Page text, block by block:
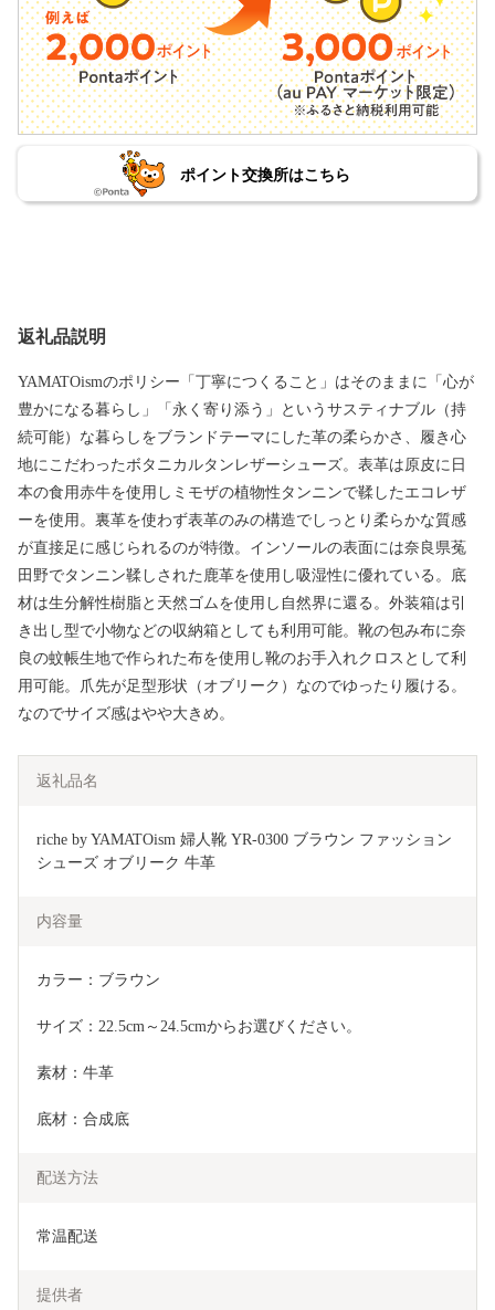
ポイント交換所はこちら
返礼品説明
YAMATOismのポリシー「丁寧につくること」はそのままに「心が
豊かになる暮らし」「永く寄り添う」というサスティナブル（持
続可能）な暮らしをブランドテーマにした革の柔らかさ、履き心
地にこだわったボタニカルタンレザーシューズ。表革は原皮に日
本の食用赤牛を使用しミモザの植物性タンニンで鞣したエコレザ
ーを使用。裏革を使わず表革のみの構造でしっとり柔らかな質感
が直接足に感じられるのが特徴。インソールの表面には奈良県菟
田野でタンニン鞣しされた鹿革を使用し吸湿性に優れている。底
材は生分解性樹脂と天然ゴムを使用し自然界に還る。外装箱は引
き出し型で小物などの収納箱としても利用可能。靴の包み布に奈
良の蚊帳生地で作られた布を使用し靴のお手入れクロスとして利
用可能。爪先が足型形状（オブリーク）なのでゆったり履ける。
なのでサイズ感はやや大きめ。
返礼品名
riche by YAMATOism 婦人靴 YR-0300 ブラウン ファッション
シューズ オブリーク 牛革
内容量
カラー：ブラウン
サイズ：22.5cm～24.5cmからお選びください。
素材：牛革
底材：合成底
配送方法
常温配送
提供者